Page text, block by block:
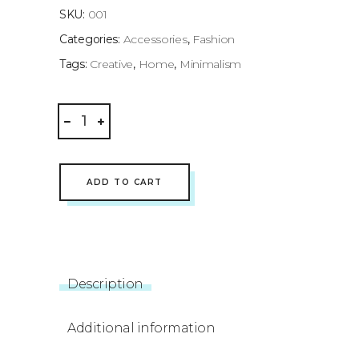
SKU: 001
Categories: Accessories, Fashion
Tags: Creative, Home, Minimalism
Blue
Brass
quantityADD TO CART
Description
Additional information